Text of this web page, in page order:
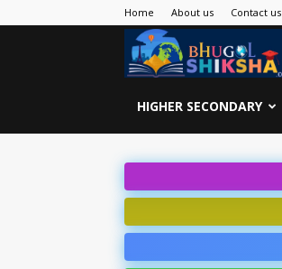
Home About us Contact us
HIGHER SECONDARY